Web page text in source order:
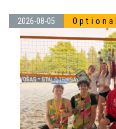
2026-08-05 Optional